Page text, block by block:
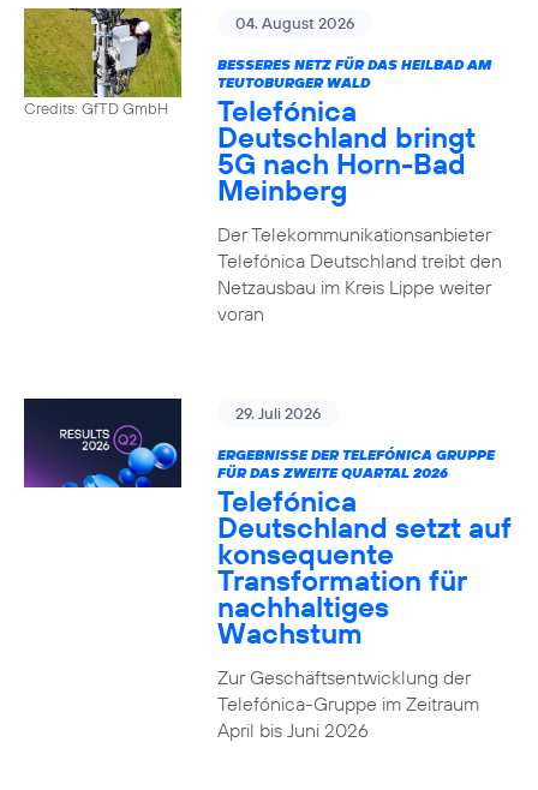
Credits: GfTD GmbH
04. August 2026
BESSERES NETZ FÜR DAS HEILBAD AM
TEUTOBURGER WALD
Telefónica
Deutschland bringt
5G nach Horn-Bad
Meinberg
Der Telekommunikationsanbieter
Telefónica Deutschland treibt den
Netzausbau im Kreis Lippe weiter
voran
29. Juli 2026
ERGEBNISSE DER TELEFÓNICA GRUPPE
FÜR DAS ZWEITE QUARTAL 2026
Telefónica
Deutschland setzt auf
konsequente
Transformation für
nachhaltiges
Wachstum
Zur Geschäftsentwicklung der
Telefónica-Gruppe im Zeitraum
April bis Juni 2026